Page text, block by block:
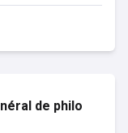
de philo